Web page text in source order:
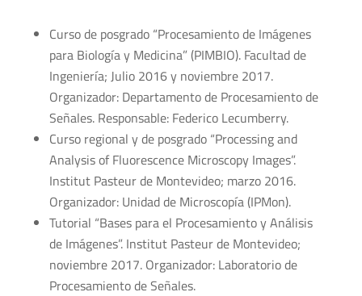
Curso de posgrado “Procesamiento de Imágenes
para Biología y Medicina” (PIMBIO). Facultad de
Ingeniería; Julio 2016 y noviembre 2017.
Organizador: Departamento de Procesamiento de
Señales. Responsable: Federico Lecumberry.
Curso regional y de posgrado “Processing and
Analysis of Fluorescence Microscopy Images”.
Institut Pasteur de Montevideo; marzo 2016.
Organizador: Unidad de Microscopía (IPMon).
Tutorial “Bases para el Procesamiento y Análisis
de Imágenes”. Institut Pasteur de Montevideo;
noviembre 2017. Organizador: Laboratorio de
Procesamiento de Señales.